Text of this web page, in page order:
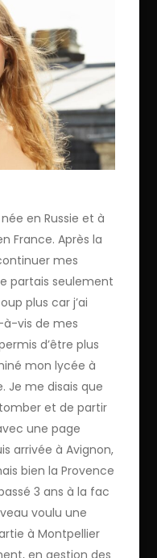
en Russie et à
France. Après la
mes
partais seulement
plus car j’ai
vis de mes
d’être plus
mon lycée à
Je me disais que
et de partir
une page
arrivée à Avignon,
bien la Provence
3 ans à la fac
voulu une
à Montpellier
en gestion des